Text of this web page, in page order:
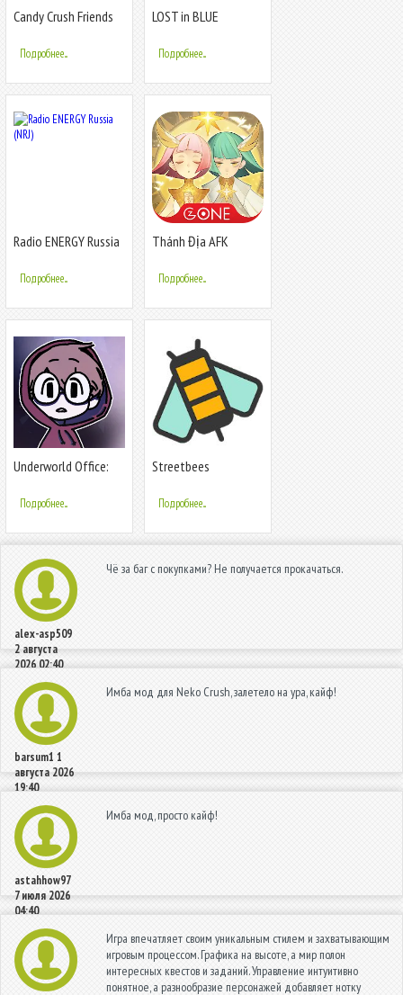
Candy Crush Friends
Подробнее...
LOST in BLUE
Подробнее...
Radio ENERGY Russia
Подробнее...
Thánh Địa AFK
Подробнее...
Underworld Office:
Подробнее...
Streetbees
Подробнее...
alex-asp509
2 августа
2026 02:40
Чё за баг с покупками? Не получается прокачаться.
barsum1 1
августа 2026
19:40
Имба мод для Neko Crush, залетело на ура, кайф!
astahhow97
7 июля 2026
04:40
Имба мод, просто кайф!
Игра впечатляет своим уникальным стилем и захватывающим
игровым процессом. Графика на высоте, а мир полон
интересных квестов и заданий. Управление интуитивно
понятное, а разнообразие персонажей добавляет нотку